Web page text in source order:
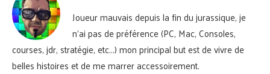
Joueur mauvais depuis la fin du jurassique, je
n'ai pas de préférence (PC, Mac, Consoles,
courses, jdr, stratégie, etc...) mon principal but est de vivre de
belles histoires et de me marrer accessoirement.